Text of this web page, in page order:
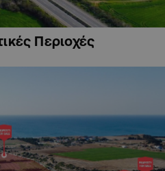
Περιοχές